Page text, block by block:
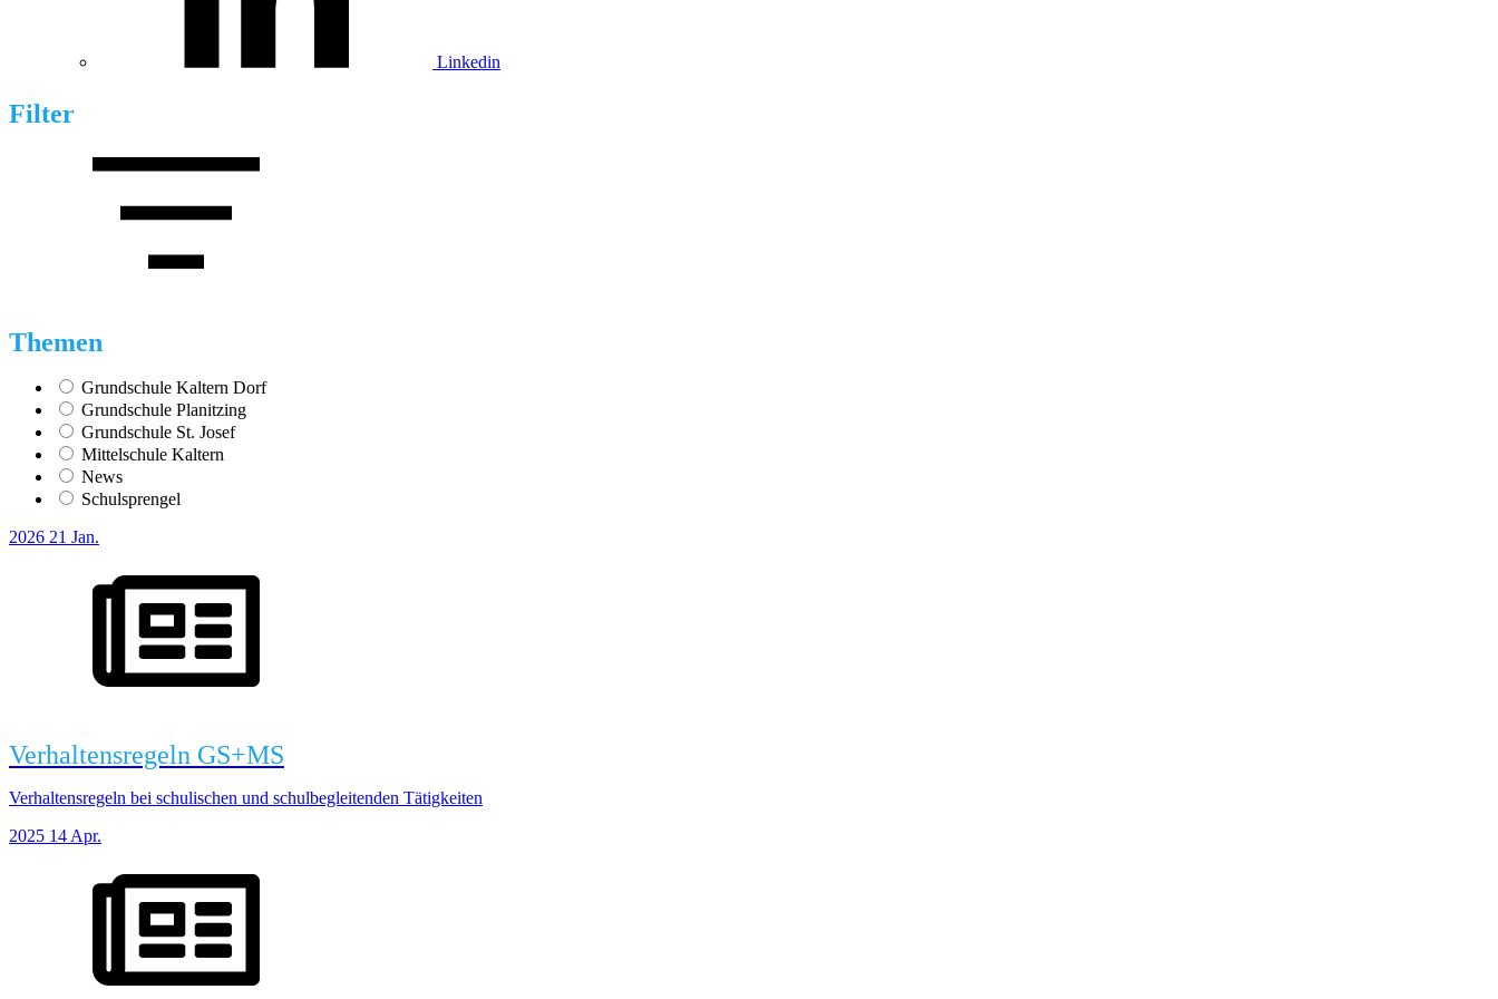
Linkedin
Filter
Themen
Grundschule Kaltern Dorf
Grundschule Planitzing
Grundschule St. Josef
Mittelschule Kaltern
News
Schulsprengel
2026 21 Jan.
Verhaltensregeln GS+MS
Verhaltensregeln bei schulischen und schulbegleitenden Tätigkeiten
2025 14Apr.